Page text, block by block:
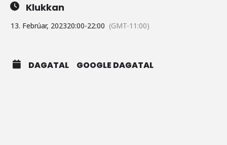
Klukkan
13. Febrúar, 202320:00-22:00 (GMT-11:00)
DAGATAL GOOGLE DAGATAL